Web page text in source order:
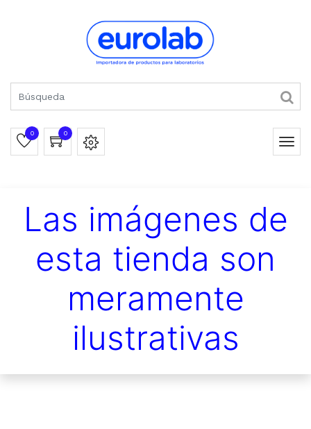
0 0
Las imágenes de
esta tienda son
meramente
ilustrativas